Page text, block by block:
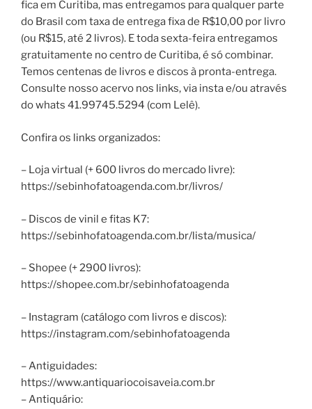
fica em Curitiba, mas entregamos para qualquer parte
do Brasil com taxa de entrega fixa de R$10,00 por livro
(ou R$15, até 2 livros). E toda sexta-feira entregamos
gratuitamente no centro de Curitiba, é só combinar.
Temos centenas de livros e discos à pronta-entrega.
Consulte nosso acervo nos links, via insta e/ou através
do whats 41.99745.5294 (com Lelê).
Confira os links organizados:
– Loja virtual (+ 600 livros do mercado livre):
https://sebinhofatoagenda.com.br/livros/
– Discos de vinil e fitas K7:
https://sebinhofatoagenda.com.br/lista/musica/
– Shopee (+ 2900 livros):
https://shopee.com.br/sebinhofatoagenda
– Instagram (catálogo com livros e discos):
https://instagram.com/sebinhofatoagenda
– Antiguidades:
https://www.antiquariocoisaveia.com.br
– Antiquário: